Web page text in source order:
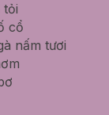
tỏi
cổ
nấm tươi